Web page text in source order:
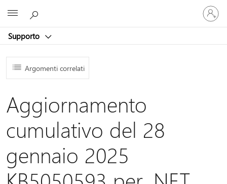
Supporto
Accedi
con
il
account
Argomenti correlati
Aggiornamento
cumulativo del 28
gennaio 2025